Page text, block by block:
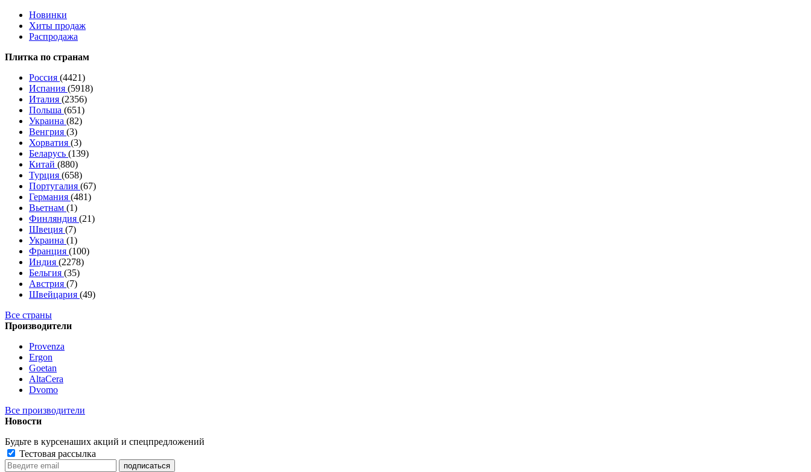
Новинки
Хиты продаж
Распродажа
Плитка по странам
Россия (4421)
Испания (5918)
Италия (2356)
Польша (651)
Украина (82)
Венгрия (3)
Хорватия (3)
Беларусь (139)
Китай (880)
Турция (658)
Португалия (67)
Германия (481)
Вьетнам (1)
Финляндия (21)
Швеция (7)
Украина (1)
Франция (100)
Индия (2278)
Бельгия (35)
Австрия (7)
Швейцария (49)
Все страны
Производители
Provenza
Ergon
Goetan
AltaСera
Dvomo
Все производители
Новости
Будьте в курсенаших акций и спецпредложений
Тестовая рассылка